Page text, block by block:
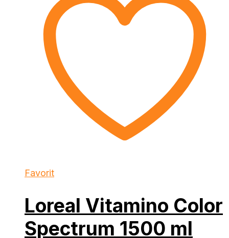
Favorit
Loreal Vitamino Color
Spectrum 1500 ml